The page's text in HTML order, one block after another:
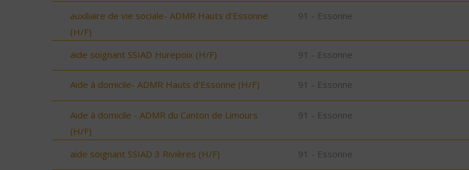
auxiliaire de vie sociale- ADMR Hauts d'Essonne
(H/F)
91 - Essonne
aide soignant SSIAD Hurepoix (H/F) 91 - Essonne
Aide à domicile- ADMR Hauts d'Essonne (H/F) 91 - Essonne
Aide à domicile - ADMR du Canton de Limours
(H/F)
91 - Essonne
aide soignant SSIAD 3 Rivières (H/F) 91 - Essonne